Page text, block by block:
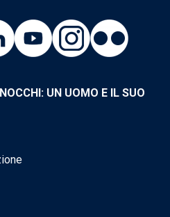
UN UOMO E IL SUO